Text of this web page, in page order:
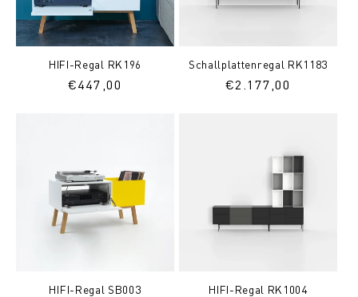
HIFI-Regal RK196
Normaler
€447,00
Schallplattenregal RK1183
Normaler
€2.177,00
HIFI-Regal SB003 HIFI-Regal RK1004